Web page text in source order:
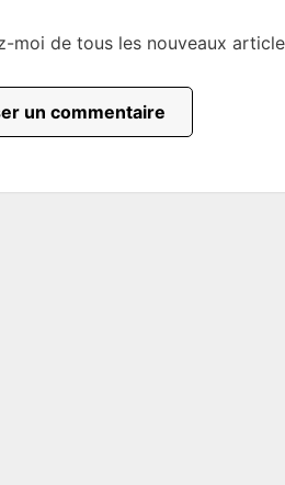
moi de tous les nouveaux